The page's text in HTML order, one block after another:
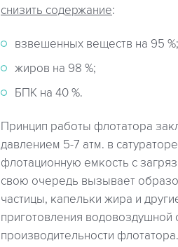
снизить содержание:
взвешенных веществ на 95 %;
жиров на 98 %;
БПК на 40 %.
Принцип работы флотатора
давлением 5-7 атм. в
флотационную емкость с
свою очередь вызывает
частицы, капельки жира и
приготовления водовоздушной
производительности флотатора.